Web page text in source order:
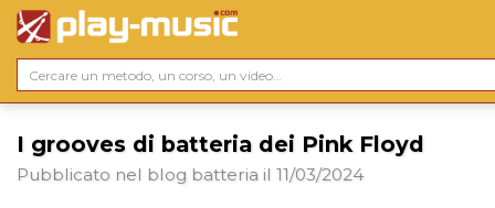
I grooves di batteria dei Pink Floyd
Pubblicato nel blog batteria il 11/03/2024